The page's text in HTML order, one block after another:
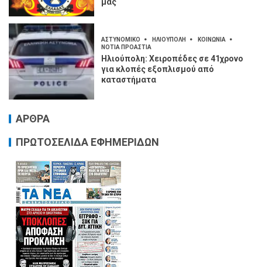
μας
ΑΣΤΥΝΟΜΙΚΟ ΗΛΙΟΥΠΟΛΗ
ΚΟΙΝΩΝΙΑ
ΝΟΤΙΑ ΠΡΟΑΣΤΙΑ
Ηλιούπολη: Χειροπέδες σε 41χρονο
για κλοπές εξοπλισμού από
καταστήματα
ΑΡΘΡΑ
ΠΡΩΤΟΣΕΛΙΔΑ ΕΦΗΜΕΡΙΔΩΝ